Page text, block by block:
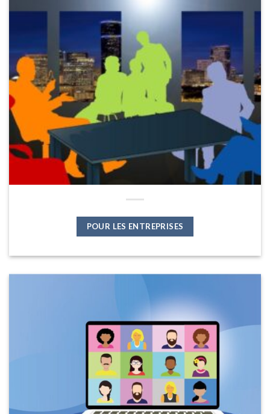
POUR LES ENTREPRISES